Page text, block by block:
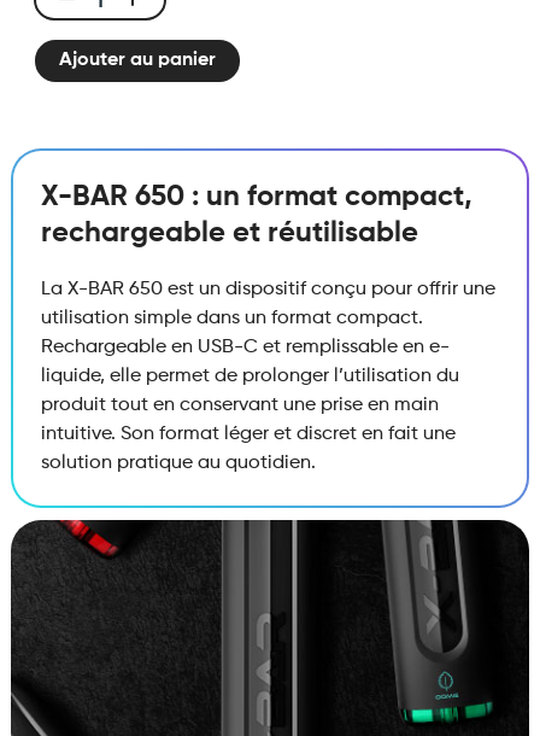
X-
BAR
650
quantité
Ajouter au panier
X-BAR 650 : un format compact,
rechargeable et réutilisable
La X-BAR 650 est un dispositif conçu pour offrir une
utilisation simple dans un format compact.
Rechargeable en USB-C et remplissable en e-
liquide, elle permet de prolonger l’utilisation du
produit tout en conservant une prise en main
intuitive. Son format léger et discret en fait une
solution pratique au quotidien.